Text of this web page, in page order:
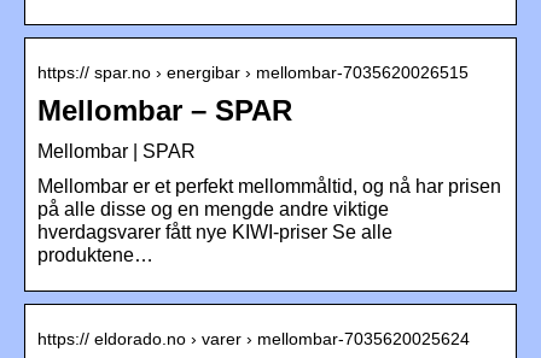
https:// spar.no › energibar › mellombar-7035620026515
Mellombar – SPAR
Mellombar | SPAR
Mellombar er et perfekt mellommåltid, og nå har prisen
på alle disse og en mengde andre viktige
hverdagsvarer fått nye KIWI-priser Se alle
produktene…
https:// eldorado.no › varer › mellombar-7035620025624